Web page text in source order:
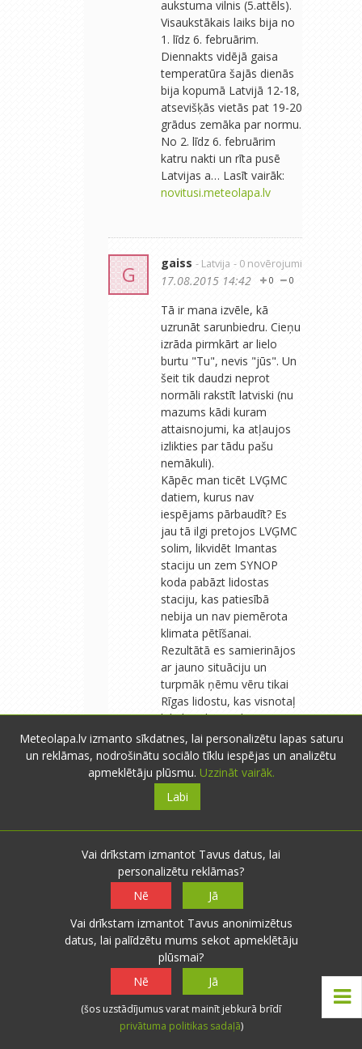
aukstuma vilnis (5.attēls).
Visaukstākais laiks bija no
1. līdz 6. februārim.
Diennakts vidējā gaisa
temperatūra šajās dienās
bija kopumā Latvijā 12-18,
atsevišķās vietās pat 19-20
grādus zemāka par normu.
No 2. līdz 6. februārim
katru nakti un rīta pusē
Latvijas a… Lasīt vairāk:
novitusi.meteolapa.lv
G gaiss - Latvija - 0 novērojumi
0
0
17.08.2015 14:42
Tā ir mana izvēle, kā
uzrunāt sarunbiedru. Cieņu
izrāda pirmkārt ar lielo
burtu "Tu", nevis "jūs". Un
šeit tik daudzi neprot
normāli rakstīt latviski (nu
mazums kādi kuram
attaisnojumi, ka atļaujos
izlikties par tādu pašu
nemākuli).
Kāpēc man ticēt LVĢMC
datiem, kurus nav
iespējams pārbaudīt? Es
jau tā ilgi pretojos LVĢMC
solim, likvidēt Imantas
staciju un zem SYNOP
koda pabāzt lidostas
staciju, kas patiesībā
nebija un nav piemērota
klimata pētīšanai.
Rezultātā es samierinājos
ar jauno situāciju un
turpmāk ņēmu vēru tikai
Rīgas lidostu, kas visnotaļ
labi korelē ar Jelgavas
staciju un apkārtējo ceļa
staciju datiem. Principā
šobrīd izmantoju tikai
Meteolapas piedāvātos
ceļu staciju datus par
nepārtrauktību mērījumos,
kas mazina ticamību
diennakts un mēneša
vidējai. Atgriežoties pie
2010. vasaras. Lūk tāda tā
bija Rīg… Lasīt vairāk:
novitusi.meteolapa.lv
R Rūdolfs - Rīga - 12
Meteolapa.lv izmanto sīkdatnes, lai personalizētu lapas saturu
un reklāmas, nodrošinātu sociālo tīklu iespējas un analizētu
apmeklētāju plūsmu. Uzzināt vairāk.
Labi
Vai drīkstam izmantot Tavus datus, lai
personalizētu reklāmas?
Nē
Jā
Vai drīkstam izmantot Tavus anonimizētus
datus, lai palīdzētu mums sekot apmeklētāju
plūsmai?
Nē
Jā
(šos uzstādījumus varat mainīt jebkurā brīdī
privātuma politikas sadaļā)